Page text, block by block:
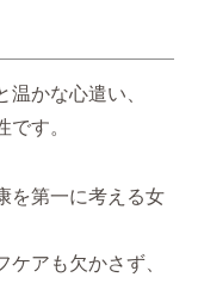
かな心遣い、
す。
を第一に考える女
アも欠かさず、